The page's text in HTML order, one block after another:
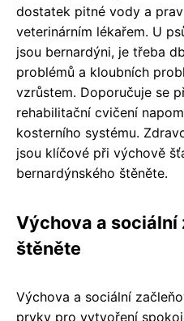
dostatek pitné vody a
veterinárním lékařem. U
jsou bernardýni, je třeba
problémů a kloubních
vzrůstem. Doporučuje se
rehabilitační cvičení
kosterního systému.
jsou klíčové při výchově
bernardýnského štěněte.
Výchova a sociální
štěněte
Výchova a sociální
prvky pro vytvoření